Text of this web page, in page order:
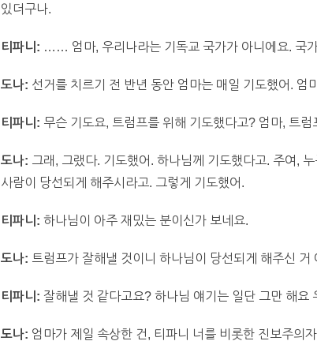
있더구나.
티파니: …… 엄마, 우리나라는 기독교 국가가 아니에요. 국
도나: 선거를 치르기 전 반년 동안 엄마는 매일 기도했어. 엄
티파니: 무슨 기도요, 트럼프를 위해 기도했다고? 엄마, 트
도나: 그래, 그랬다. 기도했어. 하나님께 기도했다고. 주여,
사람이 당선되게 해주시라고. 그렇게 기도했어.
티파니: 하나님이 아주 재밌는 분이신가 보네요.
도나: 트럼프가 잘해낼 것이니 하나님이 당선되게 해주신 거
티파니: 잘해낼 것 같다고요? 하나님 얘기는 일단 그만 해요
도나: 엄마가 제일 속상한 건, 티파니 너를 비롯한 진보주의